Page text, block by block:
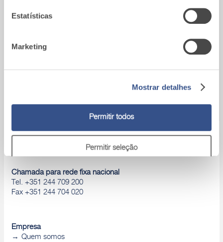
Estatísticas
Marketing
Mostrar detalhes
Permitir todos
Permitir seleção
Catálogos de produtos, Declaração de
A9_Batalha (Portugal)
Zona Industrial de São Mamede
Chamada para rede fixa nacional
Tel. +351 244 709 200
Fax +351 244 704 020
Empresa
Quem somos